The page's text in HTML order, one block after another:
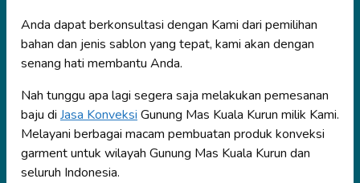
Anda dapat berkonsultasi dengan Kami dari pemilihan
bahan dan jenis sablon yang tepat, kami akan dengan
senang hati membantu Anda.
Nah tunggu apa lagi segera saja melakukan pemesanan
baju di Jasa Konveksi Gunung Mas Kuala Kurun milik Kami.
Melayani berbagai macam pembuatan produk konveksi
garment untuk wilayah Gunung Mas Kuala Kurun dan
seluruh Indonesia.